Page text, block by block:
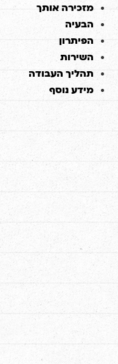
דלג
לתוכן
מזכירה אותך
הבעיה
הפיתרון
השירות
תהליך העבודה
מידע נוסף